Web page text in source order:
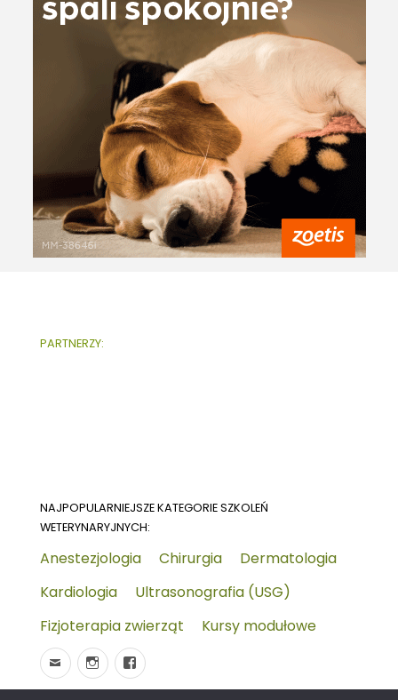
PARTNERZY:
NAJPOPULARNIEJSZE KATEGORIE SZKOLEŃ
WETERYNARYJNYCH:
Anestezjologia Chirurgia
Dermatologia
Kardiologia
Ultrasonografia (USG)
Fizjoterapia zwierząt
Kursy modułowe